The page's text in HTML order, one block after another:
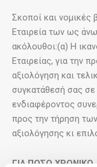
Σκοποί και νομικές
Εταιρεία των ως
ακόλουθοι:(α) Η
Εταιρείας, για την
αξιολόγηση και
συγκατάθεσή σας
ενδιαφέροντος
προς την τήρηση
αξιολόγησης κι
ΓΙΑ ΠΟΣΟ